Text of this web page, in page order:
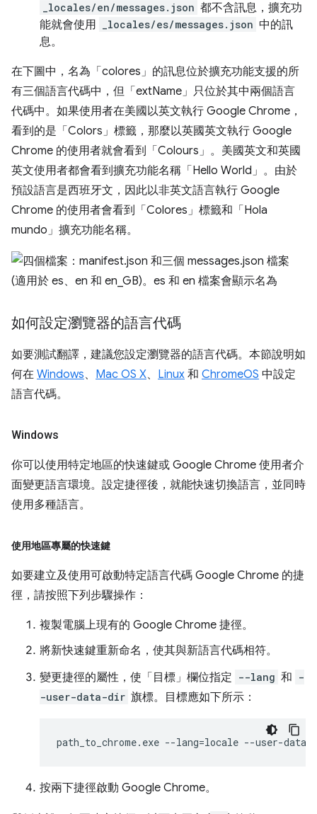
_locales/en/messages.json 都不含訊息，擴充功
能就會使用
_locales/es/messages.json 中的訊
息。
在下圖中，名為「colores」的訊息位於擴充功能支援的所
有三個語言代碼中，但「extName」只位於其中兩個語言
代碼中。如果使用者在美國以英文執行 Google Chrome，
看到的是「Colors」標籤，那麼以英國英文執行 Google
Chrome 的使用者就會看到「Colours」。美國英文和英國
英文使用者都會看到擴充功能名稱「Hello World」。由於
預設語言是西班牙文，因此以非英文語言執行 Google
Chrome 的使用者會看到「Colores」標籤和「Hola
mundo」擴充功能名稱。
如何設定瀏覽器的語言代碼
如要測試翻譯，建議您設定瀏覽器的語言代碼。本節說明如
何在 Windows、 Mac OS X、 Linux 和 ChromeOS 中設定
語言代碼。
Windows
你可以使用特定地區的快速鍵或 Google Chrome 使用者介
面變更語言環境。設定捷徑後，就能快速切換語言，並同時
使用多種語言。
使用地區專屬的快速鍵
如要建立及使用可啟動特定語言代碼 Google Chrome 的捷
徑，請按照下列步驟操作：
複製電腦上現有的 Google Chrome 捷徑。
將新快速鍵重新命名，使其與新語言代碼相符。
變更捷徑的屬性，使「目標」欄位指定 --lang 和 -
-user-data-dir 旗標。目標應如下所示：
按兩下捷徑啟動 Google Chrome。